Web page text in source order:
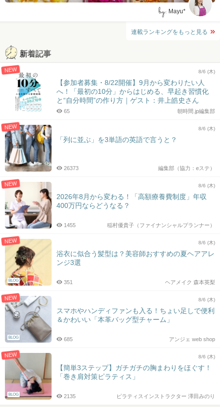
by: Mayu*
連載ランキングをもっと見る
新着記事
NEW 8/6 (木)
【参加者募集・8/22開催】9月から変わりたい人
へ！「最初の10分」からはじめる、早起き習慣化
と“自分時間”の作り方｜ゲスト：井上皓史さん
朝時間.jp編集部
65
NEW 8/6 (木)
「列に並ぶ」を3単語の英語で言うと？
編集部（協力：eステ）
26373
NEW 8/6 (木)
2026年8月から変わる！「高額療養費制度」年収
400万円ならどうなる？
稲村優貴子（ファイナンシャルプランナー）
1455
NEW
BLOG
8/6 (木)
浴衣に似合う髪型は？美容師おすすめの夏ヘアアレ
ンジ3選
ヘアメイク 森本英梨
351
NEW
BLOG
8/6 (木)
スマホやハンディファンも入る！ちょい足しで便利
＆かわいい「本革バッグ型チャーム」
アンジェ web shop
685
NEW
BLOG
8/6 (木)
【簡単3ステップ】ガチガチの胸まわりをほぐす！
「巻き肩対策ピラティス」
ピラティスインストラクター 澤田みのり
2135